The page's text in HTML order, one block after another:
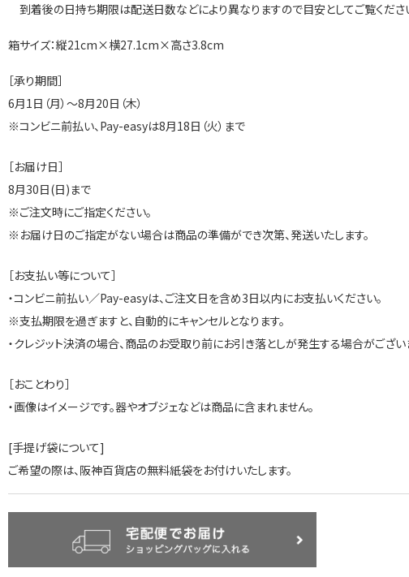
到着後の日持ち期限は配送日数などにより異なりますので目安としてご覧くださ
箱サイズ：縦21cm×横27.1cm×高さ3.8cm
［承り期間］
6月1日（月）～8月20日（木）
※コンビニ前払い、Pay-easyは8月18日（火）まで
［お届け日］
8月30日(日)まで
※ご注文時にご指定ください。
※お届け日のご指定がない場合は商品の準備ができ次第、発送いたします。
［お支払い等について］
・コンビニ前払い／Pay-easyは、ご注文日を含め3日以内にお支払いください。
※支払期限を過ぎますと、自動的にキャンセルとなります。
・クレジット決済の場合、商品のお受取り前にお引き落としが発生する場合がござい
［おことわり］
・画像はイメージです。器やオブジェなどは商品に含まれません。
[手提げ袋について]
ご希望の際は、阪神百貨店の無料紙袋をお付けいたします。